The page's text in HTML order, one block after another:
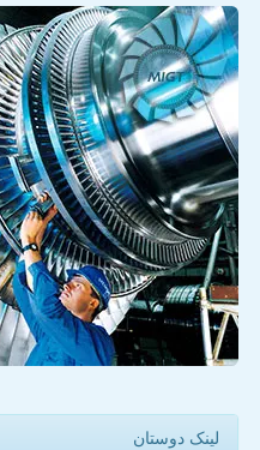
لینک دوستان